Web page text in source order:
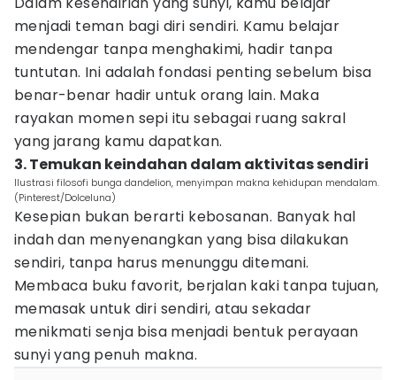
menjadi teman bagi diri sendiri. Kamu belajar
mendengar tanpa menghakimi, hadir tanpa
tuntutan. Ini adalah fondasi penting sebelum bisa
benar-benar hadir untuk orang lain. Maka
rayakan momen sepi itu sebagai ruang sakral
yang jarang kamu dapatkan.
3. Temukan keindahan dalam aktivitas sendiri
Ilustrasi filosofi bunga dandelion, menyimpan makna kehidupan mendalam.
(Pinterest/Dolceluna)
Kesepian bukan berarti kebosanan. Banyak hal
indah dan menyenangkan yang bisa dilakukan
sendiri, tanpa harus menunggu ditemani.
Membaca buku favorit, berjalan kaki tanpa tujuan,
memasak untuk diri sendiri, atau sekadar
menikmati senja bisa menjadi bentuk perayaan
sunyi yang penuh makna.